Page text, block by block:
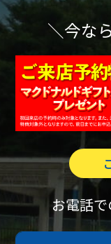
＼今な
お電話